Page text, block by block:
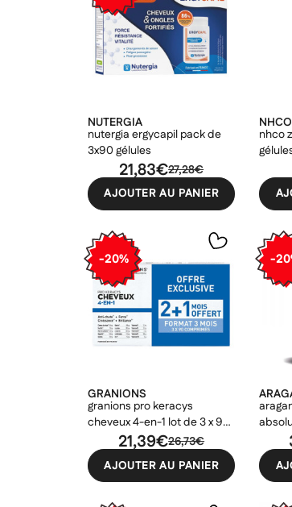
NUTERGIA
nutergia ergycapil pack de
3x90 gélules
27,28€
21,83€
AJOUTER AU PANIER
NHCO
nhco
-20%
GRANIONS
granions pro keracys
cheveux 4-en-1 lot de 3 x 90
comprimés
26,73€
21,39€
AJOUTER AU PANIER
-